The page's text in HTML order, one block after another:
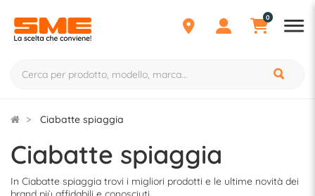
0
Ciabatte spiaggia
Ciabatte spiaggia
In Ciabatte spiaggia trovi i migliori prodotti e le ultime novità dei